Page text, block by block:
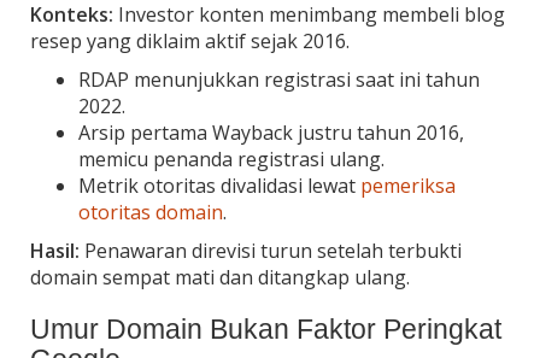
Konteks: Investor konten menimbang membeli blog
resep yang diklaim aktif sejak 2016.
RDAP menunjukkan registrasi saat ini tahun
2022.
Arsip pertama Wayback justru tahun 2016,
memicu penanda registrasi ulang.
Metrik otoritas divalidasi lewat pemeriksa
otoritas domain.
Hasil: Penawaran direvisi turun setelah terbukti
domain sempat mati dan ditangkap ulang.
Umur Domain Bukan Faktor Peringkat